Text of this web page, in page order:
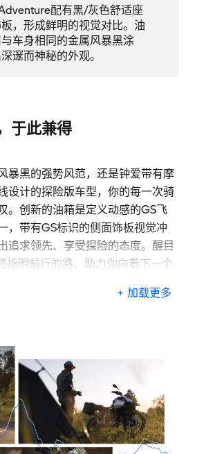
配有黑/灰色舒适座
，形成鲜明的视觉对比。油
车身相同的金属风暴黑涂
邃而神秘的外观。
于此兼得
暴黑的强势风范，还是钟爱带有摩
设计的探险版车型，你的每一次骑
。创新的油箱是定义动感的GS飞
，带有GS标识的侧面饰板视觉冲
追求领先、享受探险的态度。醒目
指明前行的路，助力你向着下一个
+ 加载更多